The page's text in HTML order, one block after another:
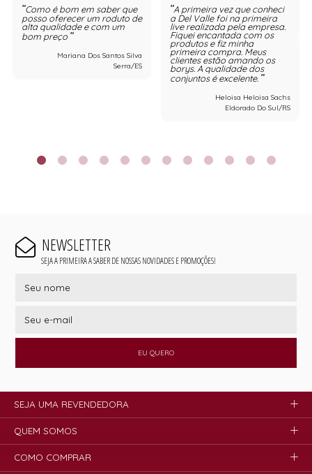
Como é bom em saber que
posso oferecer um roduto de
alta qualidade e com um
bom preço
Mariana Dos Santos Silva
Serra/ES
A primeira vez que conheci
a Del Valle foi na primeira
live realizada pela empresa.
Fiquei encantada com os
produtos e fiz minha
primeira compra. Meus
clientes estão amando os
borys. A qualidade dos
conjuntos é excelente.
Heloisa Heloisa Sachs
Eldorado Do Sul/RS
NEWSLETTER
SEJA A PRIMEIRA A SABER DE NOSSAS NOVIDADES E PROMOÇÕES!
EU QUERO
SEJA UMA REVENDEDORA
QUEM SOMOS
COMO COMPRAR